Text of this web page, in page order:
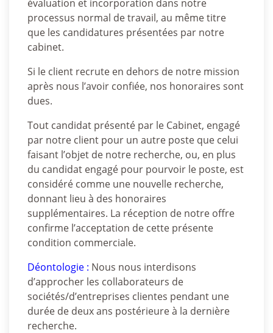
évaluation et incorporation dans notre
processus normal de travail, au même titre
que les candidatures présentées par notre
cabinet.
Si le client recrute en dehors de notre mission
après nous l’avoir confiée, nos honoraires sont
dues.
Tout candidat présenté par le Cabinet, engagé
par notre client pour un autre poste que celui
faisant l’objet de notre recherche, ou, en plus
du candidat engagé pour pourvoir le poste, est
considéré comme une nouvelle recherche,
donnant lieu à des honoraires
supplémentaires. La réception de notre offre
confirme l’acceptation de cette présente
condition commerciale.
Déontologie : Nous nous interdisons
d’approcher les collaborateurs de
sociétés/d’entreprises clientes pendant une
durée de deux ans postérieure à la dernière
recherche.